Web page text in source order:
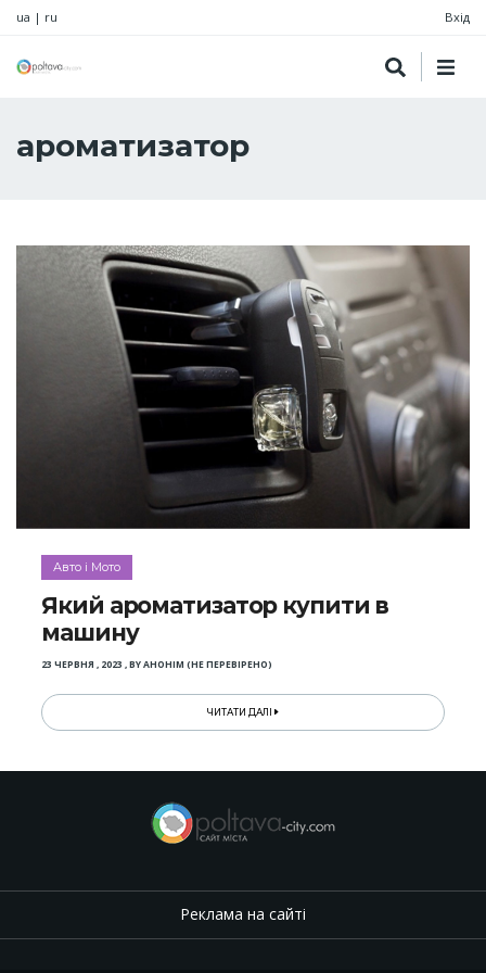
ua | ru Вхід
ароматизатор
Авто і Мото
Який ароматизатор купити в
машину
23 ЧЕРВНЯ , 2023 ,BYАНОНІМ (НЕ ПЕРЕВІРЕНО)
ЧИТАТИ ДАЛІ
Реклама на сайті